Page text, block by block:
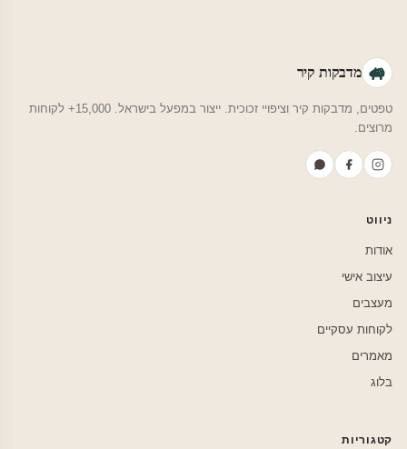
מדבקות קיר
טפטים, מדבקות קיר וציפויי זכוכית. ייצור במפעל בישראל. 15,000+ לקוחות
מרוצים.
ניווט
אודות
עיצוב אישי
מעצבים
לקוחות עסקיים
מאמרים
בלוג
קטגוריות